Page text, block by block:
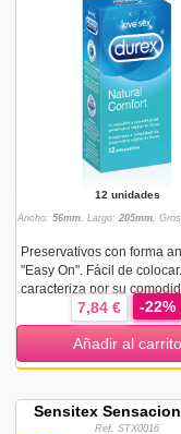
12 unidades
Ancho:56mm. Largo:205mm.
Preservativos con forma
"Easy On". Fácil de
caracteriza por su
7,84 € -22%
Añadir al carrito
Sensitex
Ref. STX0016